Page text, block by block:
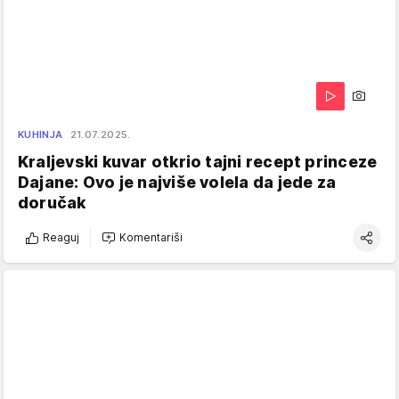
KUHINJA 21.07.2025.
Kraljevski kuvar otkrio tajni recept princeze
Dajane: Ovo je najviše volela da jede za
doručak
Reaguj Komentariši